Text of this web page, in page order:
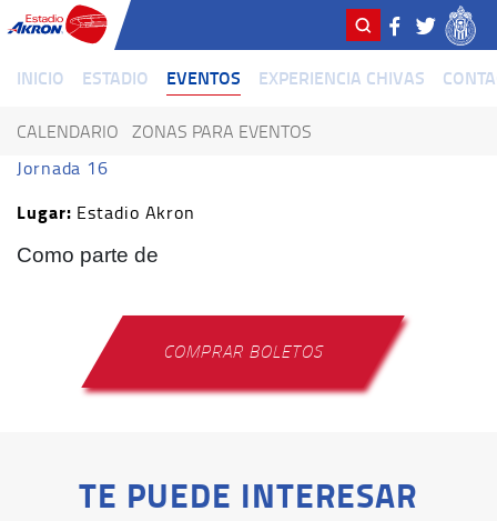
INICIO ESTADIO EVENTOS EXPERIENCIA CHIVAS
CALENDARIO ZONAS PARA EVENTOS
Jornada 16
Lugar: Estadio Akron
Como parte de
COMPRAR BOLETOS
TE PUEDE INTERESAR